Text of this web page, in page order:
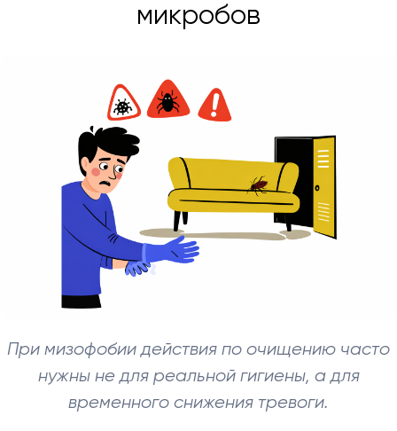
микробов
При мизофобии действия по очищению часто
нужны не для реальной гигиены, а для
временного снижения тревоги.